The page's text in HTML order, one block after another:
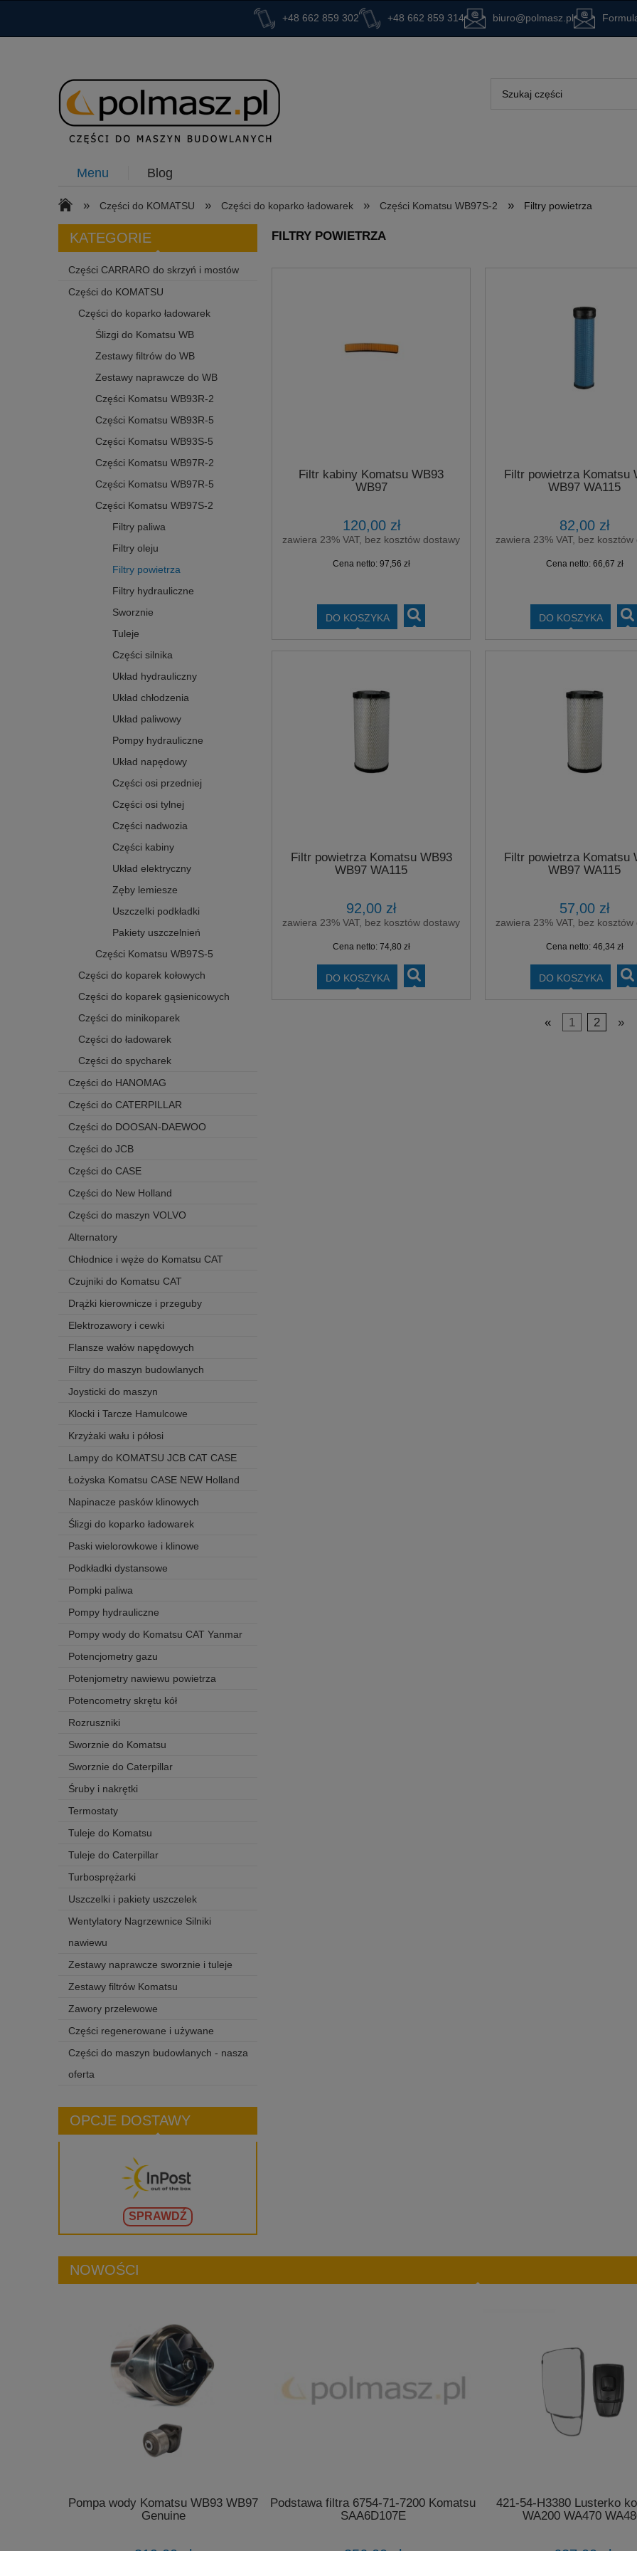
+48 662 859 302 +48 662 859 314 biuro@polmasz.pl
Menu Blog
» Części do KOMATSU » Części do koparko ładowarek » Części Komatsu WB97S-2 » Filtry powietrza
KATEGORIE
Części CARRARO do skrzyń i mostów
Części do KOMATSU
Części do koparko ładowarek
Ślizgi do Komatsu WB
Zestawy filtrów do WB
Zestawy naprawcze do WB
Części Komatsu WB93R-2
Części Komatsu WB93R-5
Części Komatsu WB93S-5
Części Komatsu WB97R-2
Części Komatsu WB97R-5
Części Komatsu WB97S-2
Filtry paliwa
Filtry oleju
Filtry powietrza
Filtry hydrauliczne
Sworznie
Tuleje
Części silnika
Układ hydrauliczny
Układ chłodzenia
Układ paliwowy
Pompy hydrauliczne
Układ napędowy
Części osi przedniej
Części osi tylnej
Części nadwozia
Części kabiny
Układ elektryczny
Zęby lemiesze
Uszczelki podkładki
Pakiety uszczelnień
Części Komatsu WB97S-5
Części do koparek kołowych
Części do koparek gąsienicowych
Części do minikoparek
Części do ładowarek
Części do spycharek
Części do HANOMAG
Części do CATERPILLAR
Części do DOOSAN-DAEWOO
Części do JCB
Części do CASE
Części do New Holland
Części do maszyn VOLVO
Alternatory
Chłodnice i węże do Komatsu CAT
Czujniki do Komatsu CAT
Drążki kierownicze i przeguby
Elektrozawory i cewki
Flansze wałów napędowych
Filtry do maszyn budowlanych
Joysticki do maszyn
Klocki i Tarcze Hamulcowe
Krzyżaki wału i półosi
Lampy do KOMATSU JCB CAT CASE
Łożyska Komatsu CASE NEW Holland
Napinacze pasków klinowych
Ślizgi do koparko ładowarek
Paski wielorowkowe i klinowe
Podkładki dystansowe
Pompki paliwa
Pompy hydrauliczne
Pompy wody do Komatsu CAT Yanmar
Potencjometry gazu
Potenjometry nawiewu powietrza
Potencometry skrętu kół
Rozruszniki
Sworznie do Komatsu
Sworznie do Caterpillar
Śruby i nakrętki
Termostaty
Tuleje do Komatsu
Tuleje do Caterpillar
Turbosprężarki
Uszczelki i pakiety uszczelek
Wentylatory Nagrzewnice Silniki
nawiewu
Zestawy naprawcze sworznie i tuleje
Zestawy filtrów Komatsu
Zawory przelewowe
Części regenerowane i używane
Części do maszyn budowlanych - nasza
oferta
OPCJE DOSTAWY
SPRAWDŹ
FILTRY POWIETRZA
Filtr kabiny Komatsu WB93
WB97
120,00 zł
zawiera 23% VAT, bez kosztów dostawy
Cena netto: 97,56 zł
DO KOSZYKA
Filtr powietrza Komatsu
WB97 WA115
82,00 zł
zawiera 23% VAT, bez kosztów
Cena netto: 66,67 zł
DO KOSZYKA
Filtr powietrza Komatsu WB93
WB97 WA115
92,00 zł
zawiera 23% VAT, bez kosztów dostawy
Cena netto: 74,80 zł
DO KOSZYKA
Filtr powietrza Komatsu
WB97 WA115
57,00 zł
zawiera 23% VAT, bez kosztów
Cena netto: 46,34 zł
DO KOSZYKA
« 1 2 »
NOWOŚCI
Pompa wody Komatsu WB93 WB97
Genuine
Podstawa filtra 6754-71-7200 Komatsu
SAA6D107E
421-54-H3380 Lusterko
WA200 WA470